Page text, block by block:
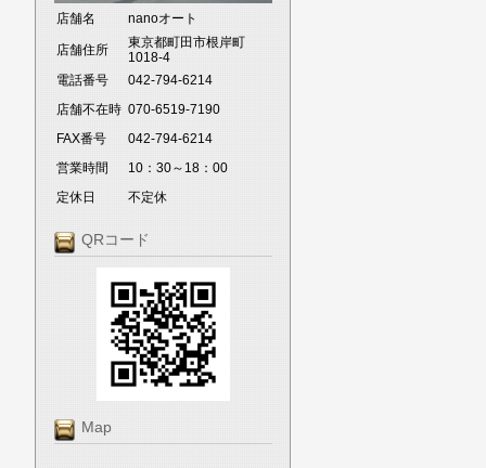
店舗名 nanoオート
店舗住所
東京都町田市根岸町
1018-4
電話番号
042-794-6214
店舗不在時 070-6519-7190
FAX番号
042-794-6214
営業時間
10：30～18：00
定休日
不定休
QRコード
Map